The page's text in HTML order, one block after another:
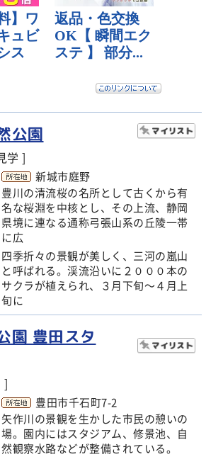
公園
学 ]
新城市庭野
豊川の清流桜の名所として古くから有
名な桜淵を中核とし、その上流、静岡
県境に連なる通称弓張山系の丘陵一帯
に広
四季折々の景観が美しく、三河の嵐山
と呼ばれる。渓流沿いに２０００本の
サクラが植えられ、３月下旬～４月上
旬に
園 豊田スタ
]
豊田市千石町7-2
矢作川の景観を生かした市民の憩いの
場。園内にはスタジアム、修景池、自
然観察水路などが整備されている。